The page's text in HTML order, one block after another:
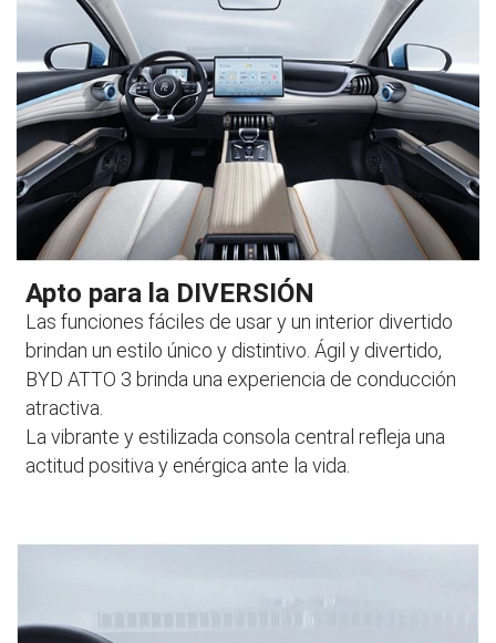
Apto para la DIVERSIÓN
Las funciones fáciles de usar y un interior divertido
brindan un estilo único y distintivo. Ágil y divertido,
BYD ATTO 3 brinda una experiencia de conducción
atractiva.
La vibrante y estilizada consola central refleja una
actitud positiva y enérgica ante la vida.